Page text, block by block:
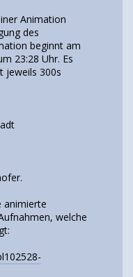
Animation
des
beginnt am
23:28 Uhr. Es
jeweils 300s
animierte
welche